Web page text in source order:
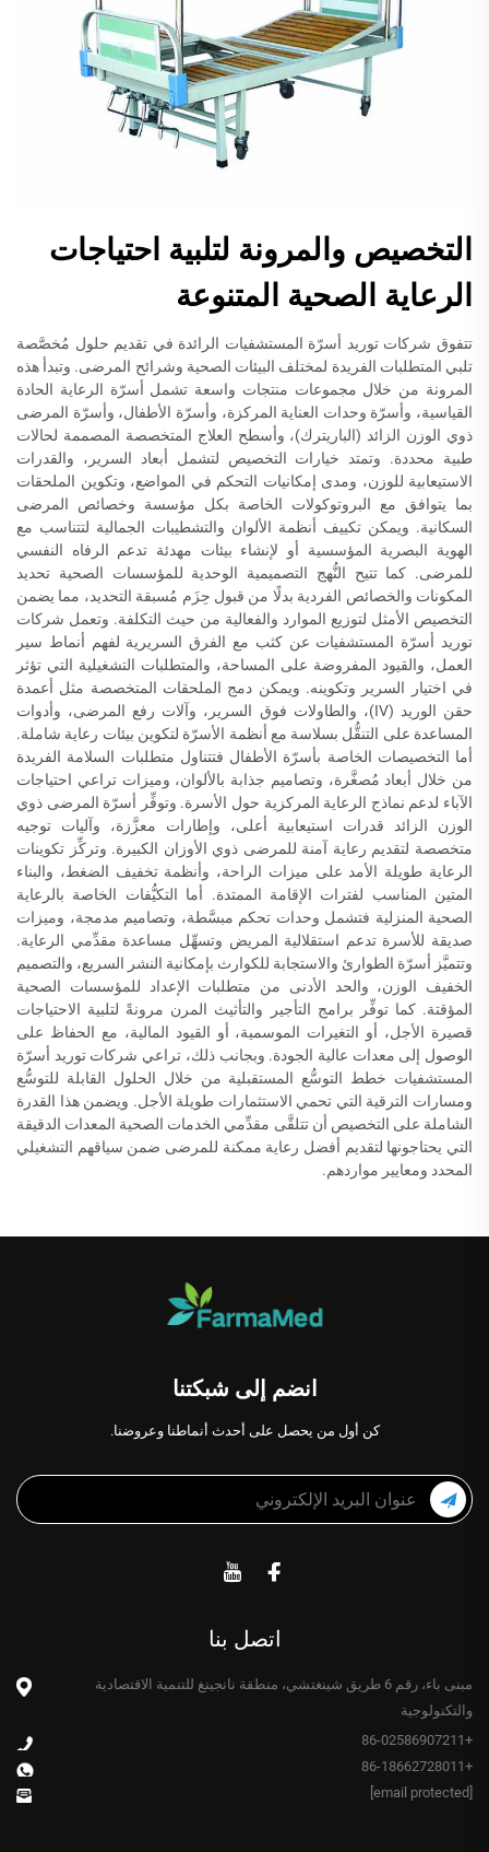
التخصيص والمرونة لتلبية احتياجات
الرعاية الصحية المتنوعة
تتفوق شركات توريد أسرّة المستشفيات الرائدة في تقديم حلول مُخصَّصة
تلبي المتطلبات الفريدة لمختلف البيئات الصحية وشرائح المرضى. وتبدأ هذه
المرونة من خلال مجموعات منتجات واسعة تشمل أسرّة الرعاية الحادة
القياسية، وأسرّة وحدات العناية المركزة، وأسرّة الأطفال، وأسرّة المرضى
ذوي الوزن الزائد (الباريترك)، وأسطح العلاج المتخصصة المصممة لحالات
طبية محددة. وتمتد خيارات التخصيص لتشمل أبعاد السرير، والقدرات
الاستيعابية للوزن، ومدى إمكانيات التحكم في المواضع، وتكوين الملحقات
بما يتوافق مع البروتوكولات الخاصة بكل مؤسسة وخصائص المرضى
السكانية. ويمكن تكييف أنظمة الألوان والتشطيبات الجمالية لتتناسب مع
الهوية البصرية المؤسسية أو لإنشاء بيئات مهدئة تدعم الرفاه النفسي
للمرضى. كما تتيح النُّهج التصميمية الوحدية للمؤسسات الصحية تحديد
المكونات والخصائص الفردية بدلًا من قبول حِزَم مُسبقة التحديد، مما يضمن
التخصيص الأمثل لتوزيع الموارد والفعالية من حيث التكلفة. وتعمل شركات
توريد أسرّة المستشفيات عن كثب مع الفرق السريرية لفهم أنماط سير
العمل، والقيود المفروضة على المساحة، والمتطلبات التشغيلية التي تؤثر
في اختيار السرير وتكوينه. ويمكن دمج الملحقات المتخصصة مثل أعمدة
حقن الوريد (IV)، والطاولات فوق السرير، وآلات رفع المرضى، وأدوات
المساعدة على التنقُّل بسلاسة مع أنظمة الأسرّة لتكوين بيئات رعاية شاملة.
أما التخصيصات الخاصة بأسرّة الأطفال فتتناول متطلبات السلامة الفريدة
من خلال أبعاد مُصغَّرة، وتصاميم جذابة بالألوان، وميزات تراعي احتياجات
الآباء لدعم نماذج الرعاية المركزية حول الأسرة. وتوفِّر أسرّة المرضى ذوي
الوزن الزائد قدرات استيعابية أعلى، وإطارات معزَّزة، وآليات توجيه
متخصصة لتقديم رعاية آمنة للمرضى ذوي الأوزان الكبيرة. وتركِّز تكوينات
الرعاية طويلة الأمد على ميزات الراحة، وأنظمة تخفيف الضغط، والبناء
المتين المناسب لفترات الإقامة الممتدة. أما التكيُّفات الخاصة بالرعاية
الصحية المنزلية فتشمل وحدات تحكم مبسَّطة، وتصاميم مدمجة، وميزات
صديقة للأسرة تدعم استقلالية المريض وتسهِّل مساعدة مقدِّمي الرعاية.
وتتميَّز أسرّة الطوارئ والاستجابة للكوارث بإمكانية النشر السريع، والتصميم
الخفيف الوزن، والحد الأدنى من متطلبات الإعداد للمؤسسات الصحية
المؤقتة. كما توفِّر برامج التأجير والتأثيث المرن مرونةً لتلبية الاحتياجات
قصيرة الأجل، أو التغيرات الموسمية، أو القيود المالية، مع الحفاظ على
الوصول إلى معدات عالية الجودة. وبجانب ذلك، تراعي شركات توريد أسرّة
المستشفيات خطط التوسُّع المستقبلية من خلال الحلول القابلة للتوسُّع
ومسارات الترقية التي تحمي الاستثمارات طويلة الأجل. ويضمن هذا القدرة
الشاملة على التخصيص أن تتلقَّى مقدِّمي الخدمات الصحية المعدات الدقيقة
التي يحتاجونها لتقديم أفضل رعاية ممكنة للمرضى ضمن سياقهم التشغيلي
المحدد ومعايير مواردهم.
انضم إلى شبكتنا
كن أول من يحصل على أحدث أنماطنا وعروضنا.
اتصل بنا
مبنى باء، رقم 6 طريق شينغتشي، منطقة نانجينغ للتنمية الاقتصادية
والتكنولوجية
+86-02586907211
+86-18662728011